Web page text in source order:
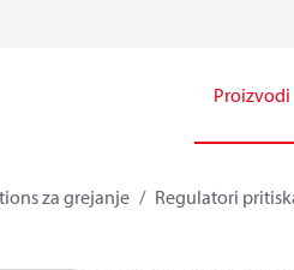
Proizvodi
za grejanje Regulatori